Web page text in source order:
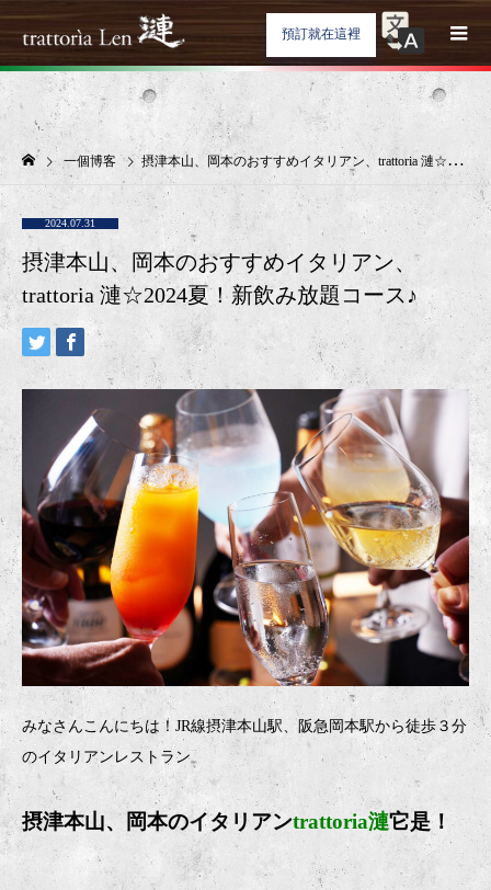
預訂就在這裡
一個博客 摂津本山、岡本のおすすめイタリアン、trattoria 漣☆2024夏！新飲み放題コース♪
2024.07.31
摂津本山、岡本のおすすめイタリアン、
trattoria 漣☆2024夏！新飲み放題コース♪
みなさんこんにちは！JR線摂津本山駅、阪急岡本駅から徒歩３分
のイタリアンレストラン
摂津本山、岡本のイタリアンtrattoria漣它是！